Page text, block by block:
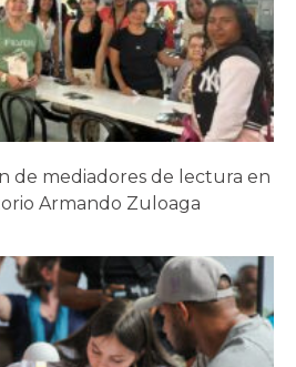
de mediadores de lectura en
Armando Zuloaga